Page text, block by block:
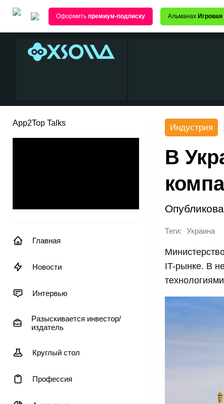
Оформить премиум-подписку Альманах
App2Top Talks
Главная
Новости
Интервью
Разыскивается инвестор/
издатель
Круглый стол
Профессия
Индустрия
В
Теги: Украина
IT-рынке. В